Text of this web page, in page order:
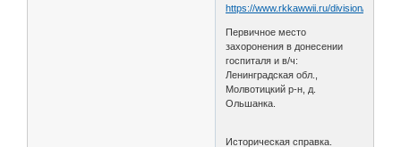
https://www.rkkawwii.ru/division/130sdf2
Первичное место
захоронения в донесении
госпиталя и в/ч:
Ленинградская обл.,
Молвотицкий р-н, д.
Ольшанка.
Историческая справка.